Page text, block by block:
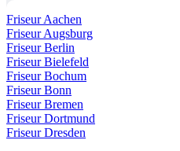
Friseur Aachen
Friseur Augsburg
Friseur Berlin
Friseur Bielefeld
Friseur Bochum
Friseur Bonn
Friseur Bremen
Friseur Dortmund
Friseur Dresden